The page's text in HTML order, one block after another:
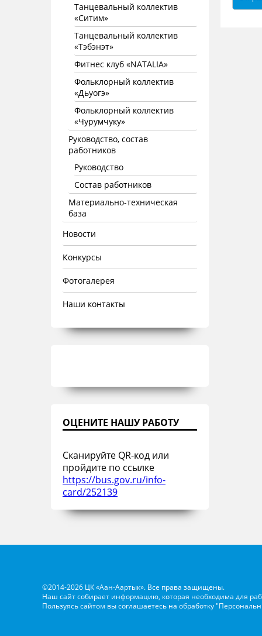
Танцевальный коллектив
«Ситим»
Танцевальный коллектив
«Тэбэнэт»
Фитнес клуб «NATALIA»
Фольклорный коллектив
«Дьуогэ»
Фольклорный коллектив
«Чурумчуку»
Руководство, состав
работников
Руководство
Состав работников
Материально-техническая
база
Новости
Конкурсы
Фотогалерея
Наши контакты
ОЦЕНИТЕ НАШУ РАБОТУ
Сканируйте QR-код или
пройдите по ссылке
https://bus.gov.ru/info-
card/252139
©2014-2026 ЦК «Аан-Аартык». Все права защищены.
Наш сайт собирает информацию, которая необходима для
Пользуясь сайтом вы соглашаетесь на обработку